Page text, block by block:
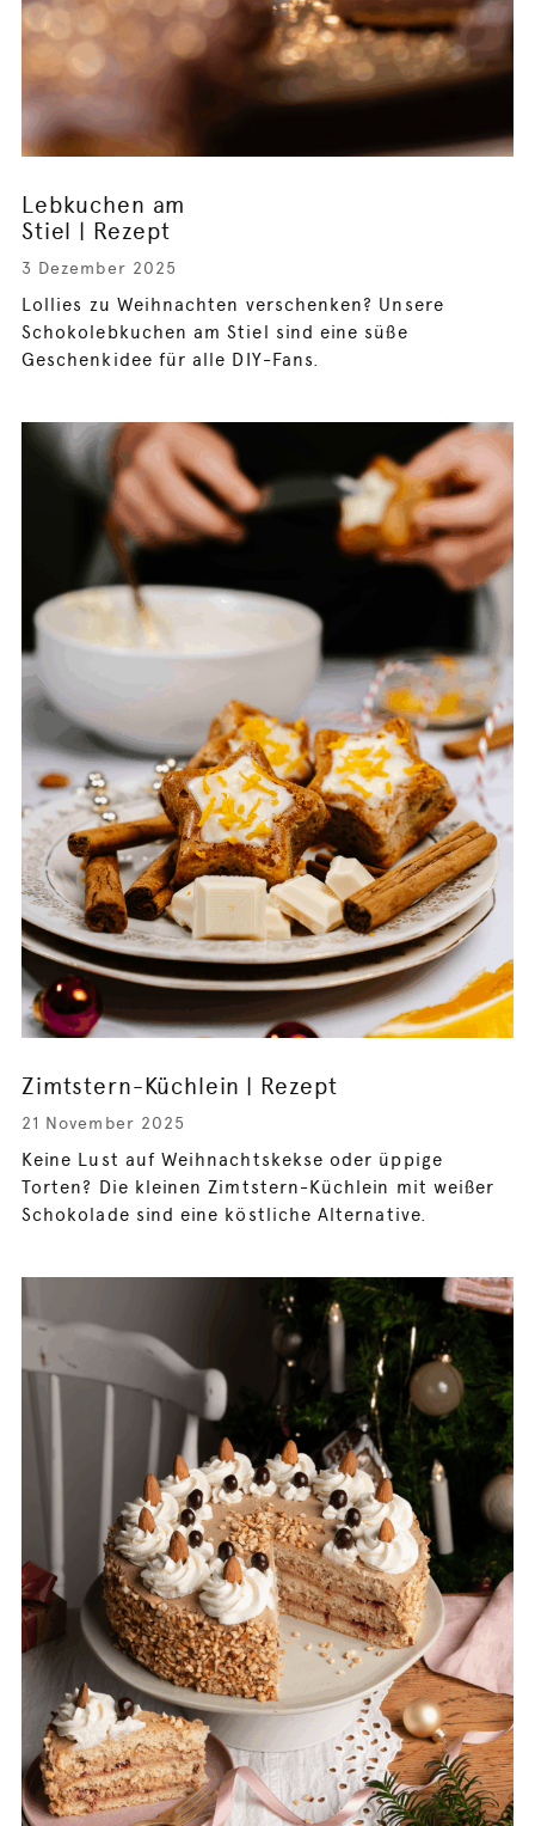
Lebkuchen am
Stiel | Rezept
3 Dezember 2025
Lollies zu Weihnachten verschenken? Unsere
Schokolebkuchen am Stiel sind eine süße
Geschenkidee für alle DIY-Fans.
Zimtstern-Küchlein | Rezept
21 November 2025
Keine Lust auf Weihnachtskekse oder üppige
Torten? Die kleinen Zimtstern-Küchlein mit weißer
Schokolade sind eine köstliche Alternative.